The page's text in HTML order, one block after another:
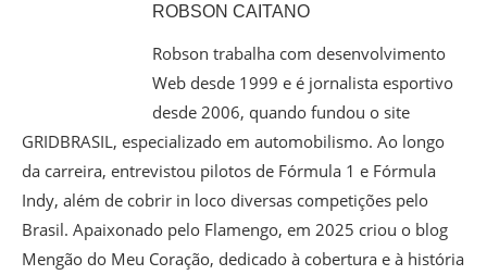
ROBSON CAITANO
Robson trabalha com desenvolvimento
Web desde 1999 e é jornalista esportivo
desde 2006, quando fundou o site
GRIDBRASIL, especializado em automobilismo. Ao longo
da carreira, entrevistou pilotos de Fórmula 1 e Fórmula
Indy, além de cobrir in loco diversas competições pelo
Brasil. Apaixonado pelo Flamengo, em 2025 criou o blog
Mengão do Meu Coração, dedicado à cobertura e à história